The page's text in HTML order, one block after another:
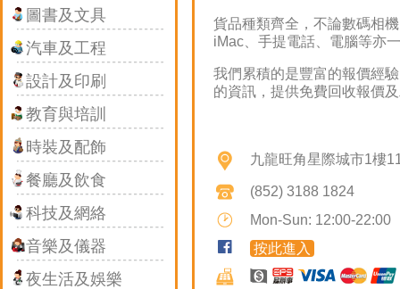
圖書及文具
汽車及工程
設計及印刷
教育與培訓
時裝及配飾
餐廳及飲食
科技及網絡
音樂及儀器
夜生活及娛樂
貨品種類齊全，不論數碼相
iMac 、手提電話、電腦等亦
我們累積的是豐富的報價經
的資訊，提供免費回收報價
九龍旺角星際城市1樓
Do you
(852) 3188 1824
Mon-Sun: 12:00-22:00
按此進入